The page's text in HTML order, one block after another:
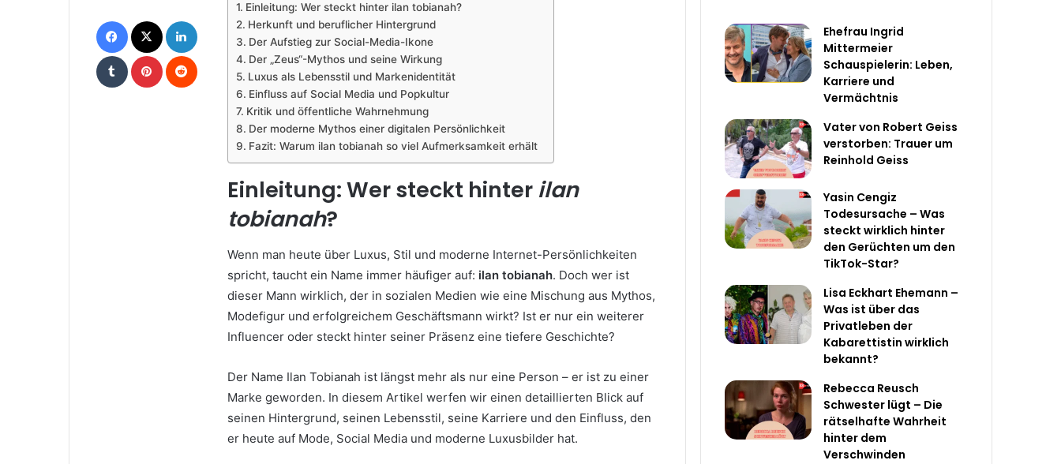
Einleitung: Wer steckt hinter ilan tobianah?
Herkunft und beruflicher Hintergrund
Der Aufstieg zur Social-Media-Ikone
Der „Zeus“-Mythos und seine Wirkung
Luxus als Lebensstil und Markenidentität
Einfluss auf Social Media und Popkultur
Kritik und öffentliche Wahrnehmung
Der moderne Mythos einer digitalen Persönlichkeit
Fazit: Warum ilan tobianah so viel Aufmerksamkeit erhält
Einleitung: Wer steckt hinter ilan
tobianah?
Wenn man heute über Luxus, Stil und moderne Internet-Persönlichkeiten
spricht, taucht ein Name immer häufiger auf: ilan tobianah. Doch wer ist
dieser Mann wirklich, der in sozialen Medien wie eine Mischung aus Mythos,
Modefigur und erfolgreichem Geschäftsmann wirkt? Ist er nur ein weiterer
Influencer oder steckt hinter seiner Präsenz eine tiefere Geschichte?
Der Name Ilan Tobianah ist längst mehr als nur eine Person – er ist zu einer
Marke geworden. In diesem Artikel werfen wir einen detaillierten Blick auf
seinen Hintergrund, seinen Lebensstil, seine Karriere und den Einfluss, den
er heute auf Mode, Social Media und moderne Luxusbilder hat.
Facebook LinkedIn
Tumblr Pinterest
Ehefrau Ingrid
Mittermeier
Schauspielerin: Leben,
Karriere und
Vermächtnis
Vater von Robert Geiss
verstorben: Trauer um
Reinhold Geiss
Yasin Cengiz
Todesursache – Was
steckt wirklich hinter
den Gerüchten um den
TikTok-Star?
Lisa Eckhart Ehemann –
Was ist über das
Privatleben der
Kabarettistin wirklich
bekannt?
Rebecca Reusch
Schwester lügt – Die
rätselhafte Wahrheit
hinter dem
Verschwinden